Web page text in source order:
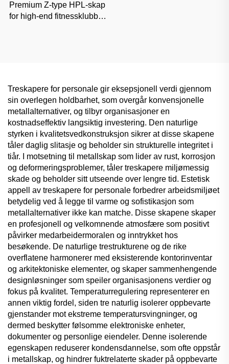
Premium Z-type HPL-skap
for high-end fitnessklubber
Treskapere for personale gir eksepsjonell verdi gjennom
sin overlegen holdbarhet, som overgår konvensjonelle
metallalternativer, og tilbyr organisasjoner en
kostnadseffektiv langsiktig investering. Den naturlige
styrken i kvalitetsvedkonstruksjon sikrer at disse skapene
tåler daglig slitasje og beholder sin strukturelle integritet i
tiår. I motsetning til metallskap som lider av rust, korrosjon
og deformeringsproblemer, tåler treskapere miljømessig
skade og beholder sitt utseende over lengre tid. Estetisk
appell av treskapere for personale forbedrer arbeidsmiljøet
betydelig ved å legge til varme og sofistikasjon som
metallalternativer ikke kan matche. Disse skapene skaper
en profesjonell og velkomnende atmosfære som positivt
påvirker medarbeidermoralen og inntrykket hos
besøkende. De naturlige trestrukturene og de rike
overflatene harmonerer med eksisterende kontorinventar
og arkitektoniske elementer, og skaper sammenhengende
designløsninger som speiler organisasjonens verdier og
fokus på kvalitet. Temperaturregulering representerer en
annen viktig fordel, siden tre naturlig isolerer oppbevarte
gjenstander mot ekstreme temperatursvingninger, og
dermed beskytter følsomme elektroniske enheter,
dokumenter og personlige eiendeler. Denne isolerende
egenskapen reduserer kondensdannelse, som ofte oppstår
i metallskap, og hindrer fuktrelaterte skader på oppbevarte